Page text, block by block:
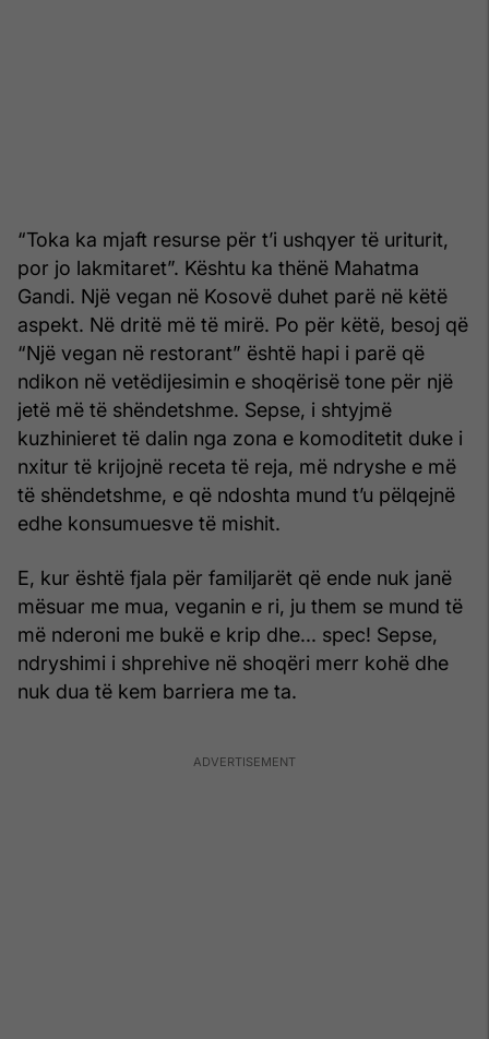
“Toka ka mjaft resurse për t’i ushqyer të uriturit,
por jo lakmitaret”. Kështu ka thënë Mahatma
Gandi. Një vegan në Kosovë duhet parë në këtë
aspekt. Në dritë më të mirë. Po për këtë, besoj që
“Një vegan në restorant” është hapi i parë që
ndikon në vetëdijesimin e shoqërisë tone për një
jetë më të shëndetshme. Sepse, i shtyjmë
kuzhinieret të dalin nga zona e komoditetit duke i
nxitur të krijojnë receta të reja, më ndryshe e më
të shëndetshme, e që ndoshta mund t’u pëlqejnë
edhe konsumuesve të mishit.
E, kur është fjala për familjarët që ende nuk janë
mësuar me mua, veganin e ri, ju them se mund të
më nderoni me bukë e krip dhe... spec! Sepse,
ndryshimi i shprehive në shoqëri merr kohë dhe
nuk dua të kem barriera me ta.